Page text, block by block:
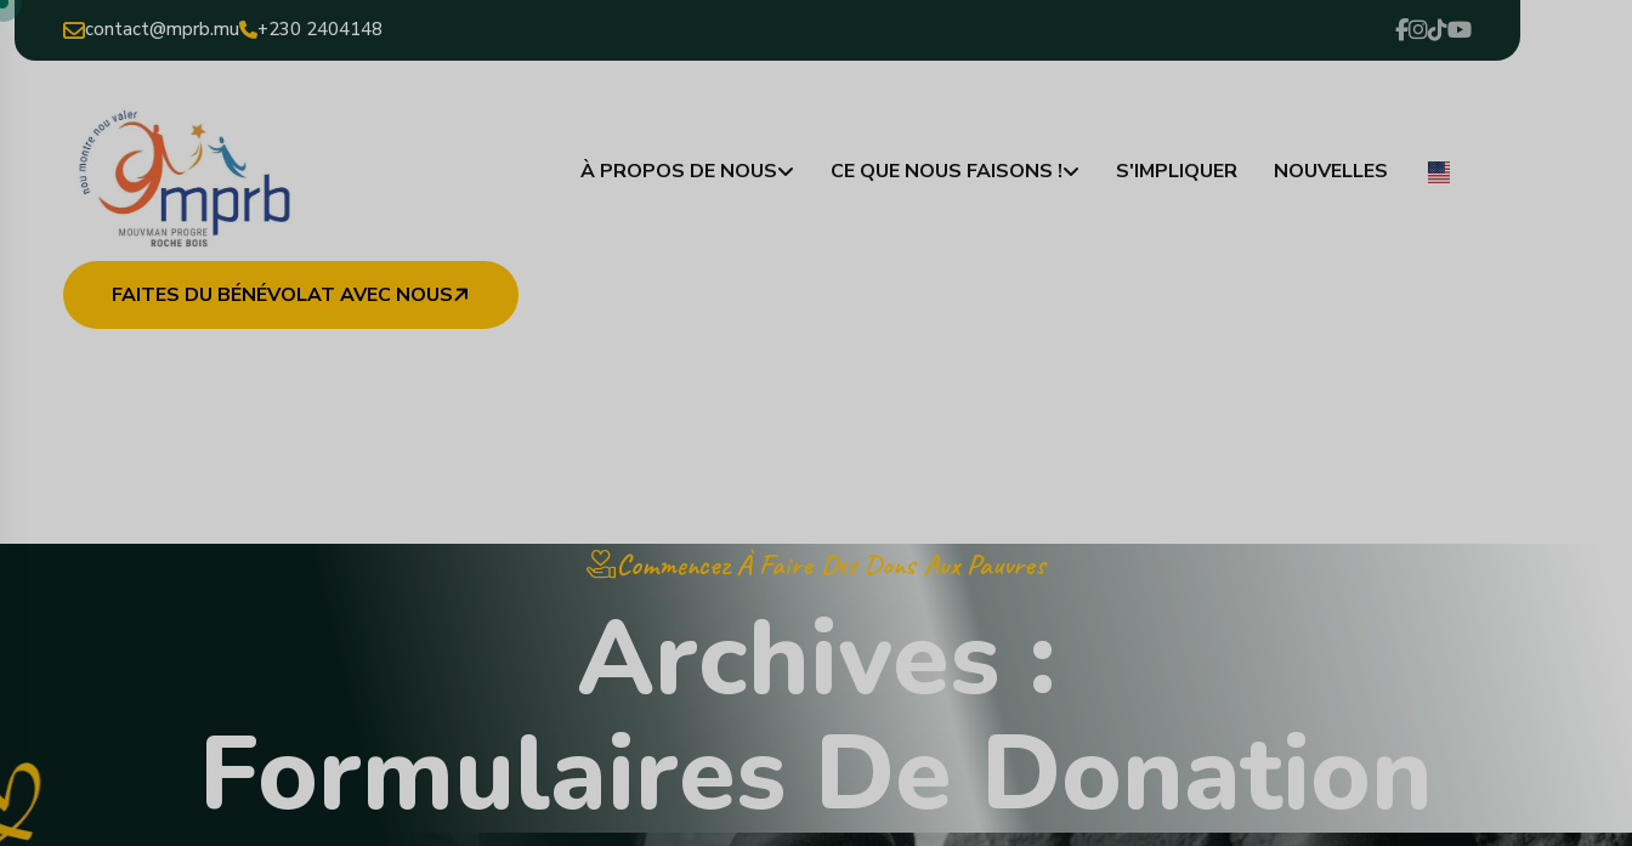
contact@mprb.mu +230 2404148
À PROPOS DE NOUS CE QUE NOUS FAISONS ! S'IMPLIQUER NOUVELLES
FAITES DU BÉNÉVOLAT AVEC NOUS
Commencez À Faire Des Dons Aux Pauvres
Archives :
Formulaires De Donation